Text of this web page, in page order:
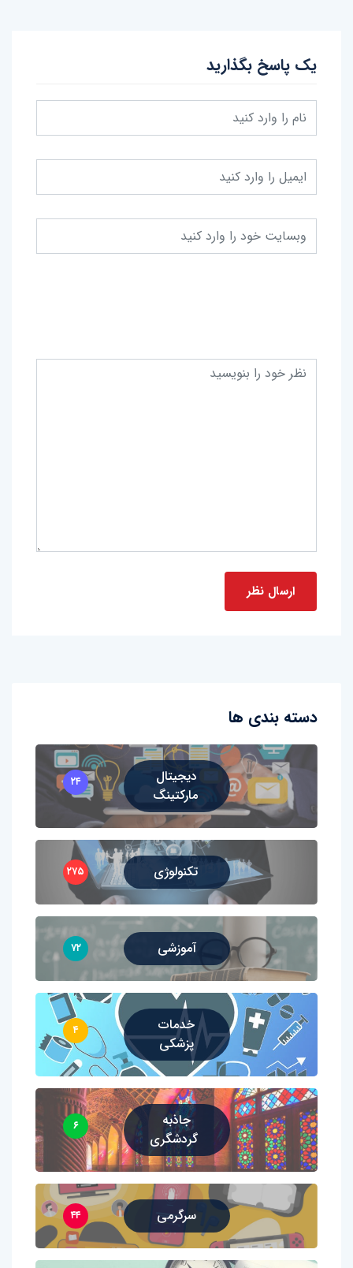
یک پاسخ بگذارید
دسته بندی ها
دیجیتال
مارکتینگ
۲۴
تکنولوژی ۲۷۵
آموزشی ۷۲
خدمات
پزشکی
۴
جاذبه
گردشگری
۶
سرگرمی ۴۴